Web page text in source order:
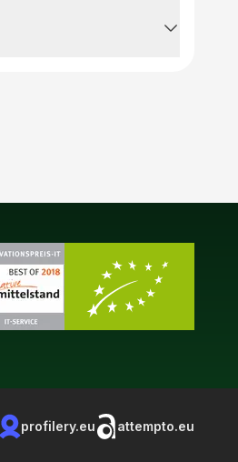
profilery.eu attempto.eu